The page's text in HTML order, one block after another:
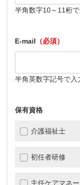
半角数字10～11桁
E-mail （必須）
半角英数字記号で入
保有資格
介護福祉士
初任者研修
主任ケアマネ